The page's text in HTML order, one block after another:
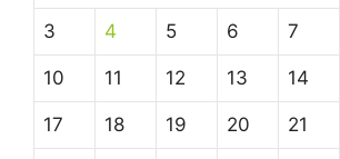
3 4 5 6 7
10 11 12 13 14
17 18 19 20 21